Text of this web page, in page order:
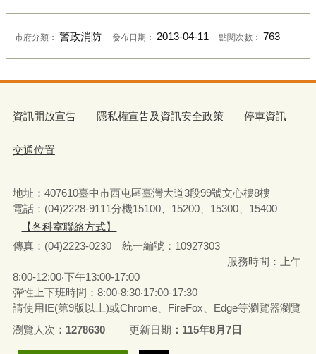
市府分類： 警政消防 發布日期： 2013-04-11 點閱次數： 763
資訊開放宣告 隱私權宣告及資訊安全政策 停車資訊
交通位置
地址：407610臺中市西屯區臺灣大道3段99號文心樓8樓
電話：(04)2228-9111分機15100、15200、15300、15400
【各科室聯絡方式】
傳真：(04)2223-0230 統一編號 ： 10927303
服務時間：上午
8:00-12:00‧下午13:00-17:00
彈性上下班時間：8:00-8:30‧17:00-17:30
請使用IE(第9版以上)或Chrome、FireFox、Edge等瀏覽器瀏覽
瀏覽人次
1278630 更新日期 115年8月7日